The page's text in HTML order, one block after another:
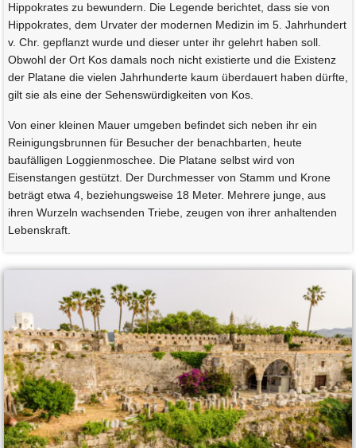
Hippokrates zu bewundern. Die Legende berichtet, dass sie von
Hippokrates, dem Urvater der modernen Medizin im 5. Jahrhundert
v. Chr. gepflanzt wurde und dieser unter ihr gelehrt haben soll.
Obwohl der Ort Kos damals noch nicht existierte und die Existenz
der Platane die vielen Jahrhunderte kaum überdauert haben dürfte,
gilt sie als eine der Sehenswürdigkeiten von Kos.
Von einer kleinen Mauer umgeben befindet sich neben ihr ein
Reinigungsbrunnen für Besucher der benachbarten, heute
baufälligen Loggienmoschee. Die Platane selbst wird von
Eisenstangen gestützt. Der Durchmesser von Stamm und Krone
beträgt etwa 4, beziehungsweise 18 Meter. Mehrere junge, aus
ihren Wurzeln wachsenden Triebe, zeugen von ihrer anhaltenden
Lebenskraft.